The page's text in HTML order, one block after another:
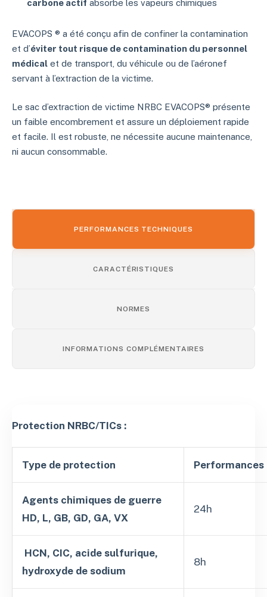
carbone actif absorbe les vapeurs chimiques
EVACOPS ® a été conçu afin de confiner la contamination
et d’éviter tout risque de contamination du personnel
médical et de transport, du véhicule ou de l’aéronef
servant à l’extraction de la victime.
Le sac d’extraction de victime NRBC EVACOPS® présente
un faible encombrement et assure un déploiement rapide
et facile. Il est robuste, ne nécessite aucune maintenance,
ni aucun consommable.
PERFORMANCES TECHNIQUES
CARACTÉRISTIQUES
NORMES
INFORMATIONS COMPLÉMENTAIRES
Protection NRBC/TICs :
Type de protection Performances
Agents chimiques de guerre
HD, L, GB, GD, GA, VX
24h
HCN, CIC, acide sulfurique,
hydroxyde de sodium
8h